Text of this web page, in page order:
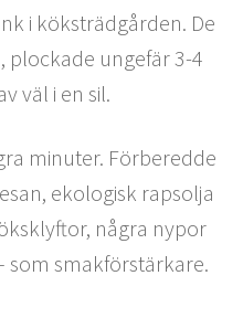
i köksträdgården. De
plockade ungefär 3-4
väl i en sil.
minuter. Förberedde
ekologisk rapsolja
några nypor
som smakförstärkare.